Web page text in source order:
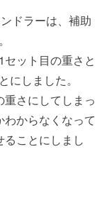
ドラーは、補助
ット目の重さと
にしました。
さにしてしまっ
からなくなって
ることにしまし